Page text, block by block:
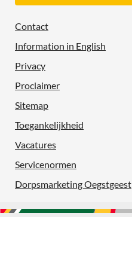
Contact
Information in English
Privacy
Proclaimer
Sitemap
Toegankelijkheid
Vacatures
Servicenormen
Dorpsmarketing Oegstgeest